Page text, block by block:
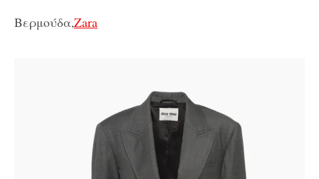
Βερμούδα,Zara